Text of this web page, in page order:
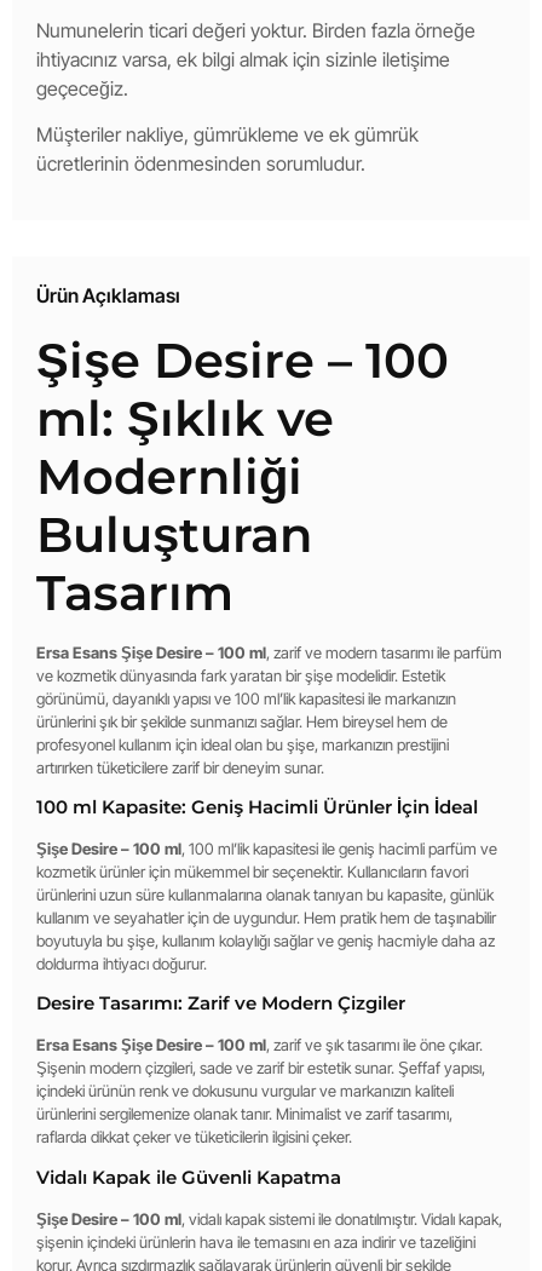
Numunelerin ticari değeri yoktur. Birden fazla örneğe
ihtiyacınız varsa, ek bilgi almak için sizinle iletişime
geçeceğiz.
Müşteriler nakliye, gümrükleme ve ek gümrük
ücretlerinin ödenmesinden sorumludur.
Ürün Açıklaması
Şişe Desire – 100
ml: Şıklık ve
Modernliği
Buluşturan
Tasarım
Ersa Esans Şişe Desire – 100 ml, zarif ve modern tasarımı ile parfüm
ve kozmetik dünyasında fark yaratan bir şişe modelidir. Estetik
görünümü, dayanıklı yapısı ve 100 ml’lik kapasitesi ile markanızın
ürünlerini şık bir şekilde sunmanızı sağlar. Hem bireysel hem de
profesyonel kullanım için ideal olan bu şişe, markanızın prestijini
artırırken tüketicilere zarif bir deneyim sunar.
100 ml Kapasite: Geniş Hacimli Ürünler İçin İdeal
Şişe Desire – 100 ml, 100 ml’lik kapasitesi ile geniş hacimli parfüm ve
kozmetik ürünler için mükemmel bir seçenektir. Kullanıcıların favori
ürünlerini uzun süre kullanmalarına olanak tanıyan bu kapasite, günlük
kullanım ve seyahatler için de uygundur. Hem pratik hem de taşınabilir
boyutuyla bu şişe, kullanım kolaylığı sağlar ve geniş hacmiyle daha az
doldurma ihtiyacı doğurur.
Desire Tasarımı: Zarif ve Modern Çizgiler
Ersa Esans Şişe Desire – 100 ml, zarif ve şık tasarımı ile öne çıkar.
Şişenin modern çizgileri, sade ve zarif bir estetik sunar. Şeffaf yapısı,
içindeki ürünün renk ve dokusunu vurgular ve markanızın kaliteli
ürünlerini sergilemenize olanak tanır. Minimalist ve zarif tasarımı,
raflarda dikkat çeker ve tüketicilerin ilgisini çeker.
Vidalı Kapak ile Güvenli Kapatma
Şişe Desire – 100 ml, vidalı kapak sistemi ile donatılmıştır. Vidalı kapak,
şişenin içindeki ürünlerin hava ile temasını en aza indirir ve tazeliğini
korur. Ayrıca sızdırmazlık sağlayarak ürünlerin güvenli bir şekilde